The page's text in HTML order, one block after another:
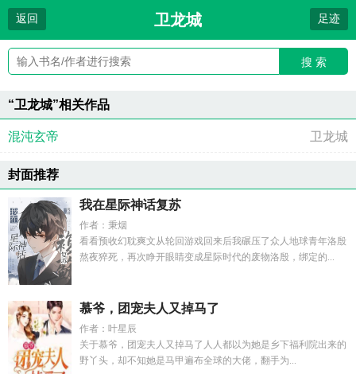
返回 卫龙城 足迹
搜 索
“卫龙城”相关作品
混沌玄帝 卫龙城
封面推荐
我在星际神话复苏
作者：秉烟
看看预收幻耽爽文从轮回游戏回来后我碾压了众人地球青年洛殷
熬夜猝死，再次睁开眼睛变成星际时代的废物洛殷，绑定的...
慕爷，团宠夫人又掉马了
作者：叶星辰
关于慕爷，团宠夫人又掉马了人人都以为她是乡下福利院出来的
野丫头，却不知她是马甲遍布全球的大佬，翻手为...